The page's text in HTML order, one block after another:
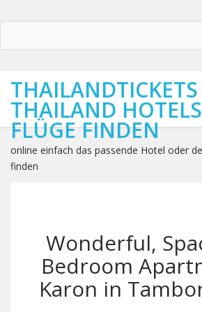
THAILANDTICKETS
THAILAND
FLÜGE FINDEN
online einfach das passende Hotel oder
finden
Wonderful,
Bedroom
Karon in